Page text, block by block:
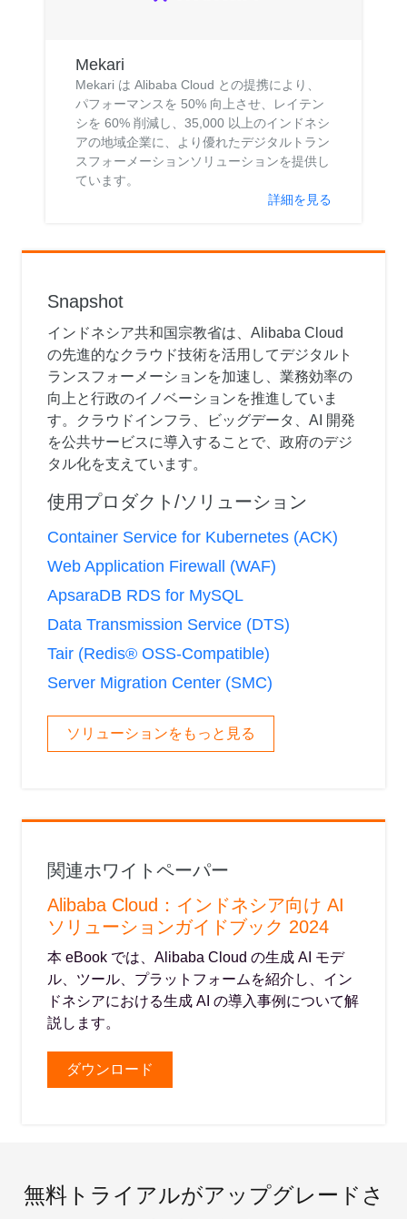
Mekari
Mekari は Alibaba Cloud との提携により、
パフォーマンスを 50% 向上させ、レイテン
シを 60% 削減し、35,000 以上のインドネシ
アの地域企業に、より優れたデジタルトラン
スフォーメーションソリューションを提供し
ています。
詳細を見る
Snapshot
インドネシア共和国宗教省は、Alibaba Cloud
の先進的なクラウド技術を活用してデジタルト
ランスフォーメーションを加速し、業務効率の
向上と行政のイノベーションを推進していま
す。クラウドインフラ、ビッグデータ、AI 開発
を公共サービスに導入することで、政府のデジ
タル化を支えています。
使用プロダクト/ソリューション
Container Service for Kubernetes (ACK)
Web Application Firewall (WAF)
ApsaraDB RDS for MySQL
Data Transmission Service (DTS)
Tair (Redis® OSS-Compatible)
Server Migration Center (SMC)
ソリューションをもっと見る
関連ホワイトペーパー
Alibaba Cloud：インドネシア向け AI
ソリューションガイドブック 2024
本 eBook では、Alibaba Cloud の生成 AI モデ
ル、ツール、プラットフォームを紹介し、イン
ドネシアにおける生成 AI の導入事例について解
説します。
ダウンロード
無料トライアルがアップグレードさ